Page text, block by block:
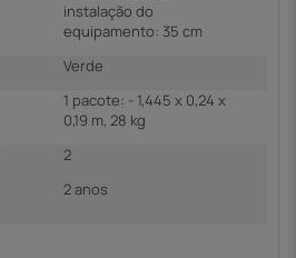
instalação do
equipamento: 35 cm
Verde
1 pacote: - 1,445 x 0,24 x
0,19 m, 28 kg
2
2 anos